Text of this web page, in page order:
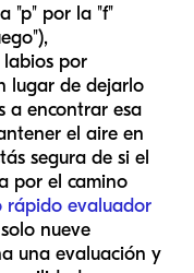
"p" por la "f"
labios por
lugar de dejarlo
a encontrar esa
el aire en
segura de si el
por el camino
rápido evaluador
nueve
una evaluación y